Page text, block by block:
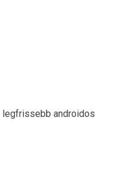
legfrissebb androidos